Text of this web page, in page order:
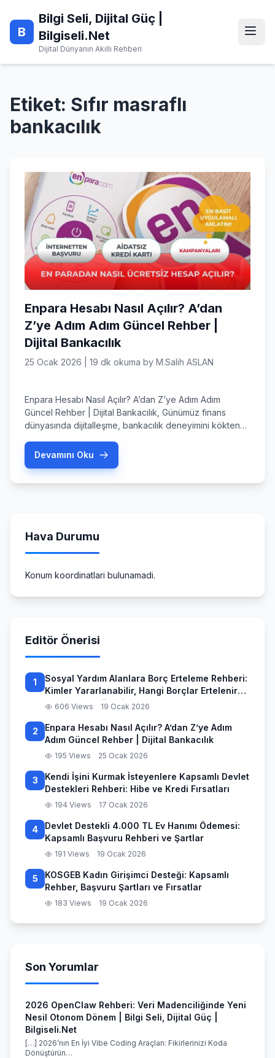
content
B
Bilgi Seli, Dijital Güç |
Bilgiseli.Net
Dijital Dünyanın Akıllı Rehberi
Etiket: Sıfır masraflı
bankacılık
Enpara Hesabı Nasıl Açılır? A’dan
Z’ye Adım Adım Güncel Rehber |
Dijital Bankacılık
25 Ocak 2026 19 dk okuma by M.Salih ASLAN
Enpara Hesabı Nasıl Açılır? A’dan Z’ye Adım Adım
Güncel Rehber | Dijital Bankacılık, Günümüz finans
dünyasında dijitalleşme, bankacılık deneyimini kökten
teknolojiyle entegre, hızlı ve erişilebilir dijital platformlar
alıyor. Bu dönüşümün en önemli aktörlerinden biri olan
Devamını Oku
Hava Durumu
Konum koordinatlari bulunamadi.
Editör Önerisi
1
Sosyal Yardım Alanlara Borç Erteleme Rehberi:
Kimler Yararlanabilir, Hangi Borçlar Ertelenir
ve Başvuru Süreci
606 Views 19 Ocak 2026
2
Enpara Hesabı Nasıl Açılır? A’dan Z’ye Adım
Adım Güncel Rehber | Dijital Bankacılık
195 Views 25 Ocak 2026
3
Kendi İşini Kurmak İsteyenlere Kapsamlı Devlet
Destekleri Rehberi: Hibe ve Kredi Fırsatları
194 Views 17 Ocak 2026
4
Devlet Destekli 4.000 TL Ev Hanımı Ödemesi:
Kapsamlı Başvuru Rehberi ve Şartlar
191 Views 19 Ocak 2026
5
KOSGEB Kadın Girişimci Desteği: Kapsamlı
Rehber, Başvuru Şartları ve Fırsatlar
183 Views 19 Ocak 2026
Son Yorumlar
2026 OpenClaw Rehberi: Veri Madenciliğinde Yeni
Nesil Otonom Dönem | Bilgi Seli, Dijital Güç |
Bilgiseli.Net
[…] 2026’nın En İyi Vibe Coding Araçları: Fikirlerinizi Koda
Dönüştürün…